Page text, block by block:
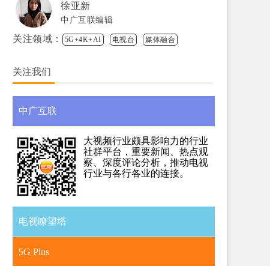
徐亚新
中广互联编辑
关注领域： 5G+4K+AI 电视台 媒体融合
关注我们
中广互联
大视频行业颇具影响力的行业
社群平台，重要新闻、热点观
察、深度评论分析，推动电视
行业与各行各业的连接。
电视瞭望塔
5G Plus